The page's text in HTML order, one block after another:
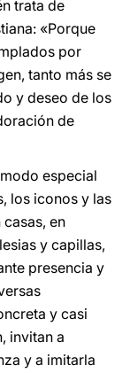
trata de
«Porque
por
tanto más se
y deseo de los
de
especial
los iconos y las
en
y capillas,
presencia y
y casi
invitan a
y a imitarla